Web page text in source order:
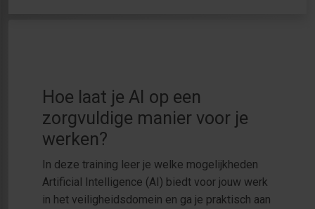
Hoe laat je AI op een
zorgvuldige manier voor je
werken?
In deze training leer je welke mogelijkheden
Artificial Intelligence (AI) biedt voor jouw werk
in het veiligheidsdomein en ga je praktisch aan